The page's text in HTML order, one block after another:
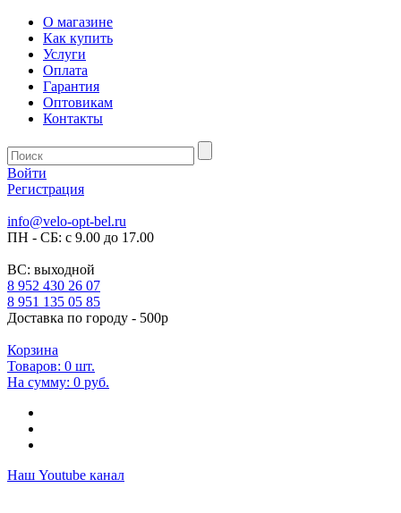
О магазине
Как купить
Услуги
Оплата
Гарантия
Оптовикам
Контакты
Войти
Регистрация
info@velo-opt-bel.ru
ПН - СБ: с 9.00 до 17.00
ВС: выходной
8 952 430 26 07
8 951 135 05 85
Доставка по городу - 500р
Корзина
Товаров: 0 шт.
На сумму: 0 руб.
Наш Youtube канал